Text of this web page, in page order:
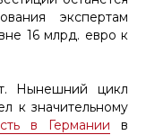
экспертам
16 млрд. евро к
Нынешний цикл
к значительному
в Германии в